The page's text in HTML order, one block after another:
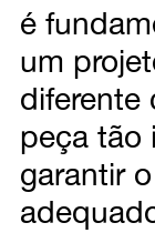
é
um
diferente
peça tão
garantir